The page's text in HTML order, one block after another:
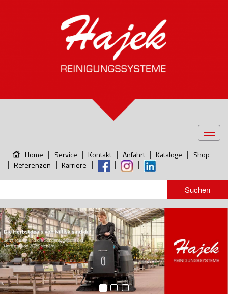
Home Service Kontakt Anfahrt Kataloge
Shop
Referenzen
Karriere